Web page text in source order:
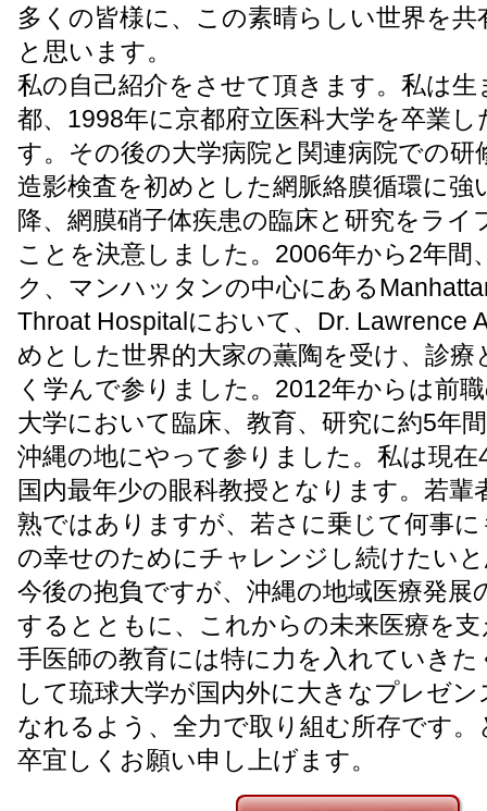
多くの皆様に、この素晴らしい世界を
と思います。
私の自己紹介をさせて頂きます。私は
都、1998年に京都府立医科大学を卒業
す。その後の大学病院と関連病院での研
造影検査を初めとした網脈絡膜循環に強
降、網膜硝子体疾患の臨床と研究をライ
ことを決意しました。2006年から2年間
ク、マンハッタンの中心にある
Throat Hospitalにおいて、Dr. Lawrence
めとした世界的大家の薫陶を受け、診療
く学んで参りました。2012年からは前
大学において臨床、教育、研究に約5年
沖縄の地にやって参りました。私は現在
国内最年少の眼科教授となります。若輩
熟ではありますが、若さに乗じて何事
の幸せのためにチャレンジし続けたい
今後の抱負ですが、沖縄の地域医療発展
するとともに、これからの未来医療を
手医師の教育には特に力を入れていき
して琉球大学が国内外に大きなプレゼ
なれるよう、全力で取り組む所存です。
卒宜しくお願い申し上げます。